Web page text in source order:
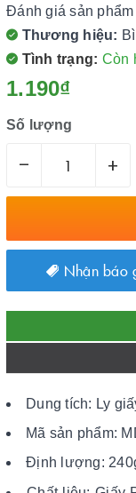
Đánh giá sản phẩm
Thương hiệu:
Tình trạng: Còn
1.190₫
Số lượng
– +
Nhận báo
Dung tích: Ly
Mã sản phẩm:
Định lượng: